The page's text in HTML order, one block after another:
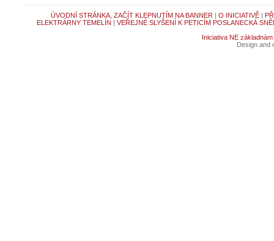
ÚVODNÍ STRÁNKA, ZAČÍT KLEPNUTÍM NA BANNER | O INICIATIVĚ|
ELEKTRÁRNY TEMELÍN | VEŘEJNÉ SLYŠENÍ K PETICÍM POSLANECKÁ
Iniciativa NE základnám
Design and